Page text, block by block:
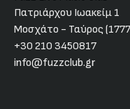
Πατριάρχου Ιωακείμ 1
Μοσχάτο - Ταύρος
+30 210 3450817
info@fuzzclub.gr